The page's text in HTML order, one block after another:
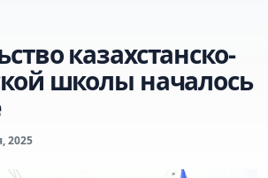
казахстанско-
школы началось
2025